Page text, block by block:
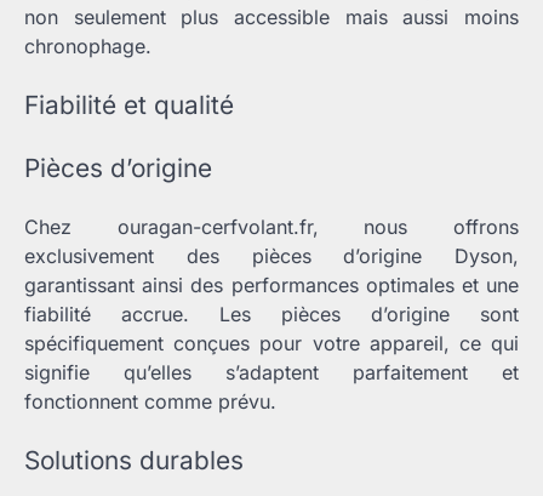
non seulement plus accessible mais aussi moins
chronophage.
Fiabilité et qualité
Pièces d’origine
Chez ouragan-cerfvolant.fr, nous offrons
exclusivement des pièces d’origine Dyson,
garantissant ainsi des performances optimales et une
fiabilité accrue. Les pièces d’origine sont
spécifiquement conçues pour votre appareil, ce qui
signifie qu’elles s’adaptent parfaitement et
fonctionnent comme prévu.
Solutions durables